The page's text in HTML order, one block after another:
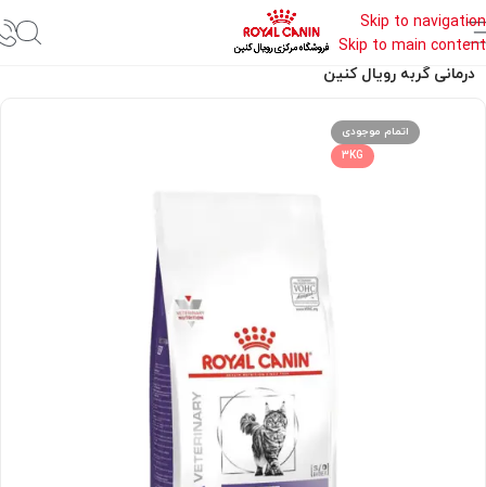
Skip to navigation
Skip to main content
خانه غذای درمانی رویال کنین
درمانی گربه رویال کنین
اتمام موجودی
3KG